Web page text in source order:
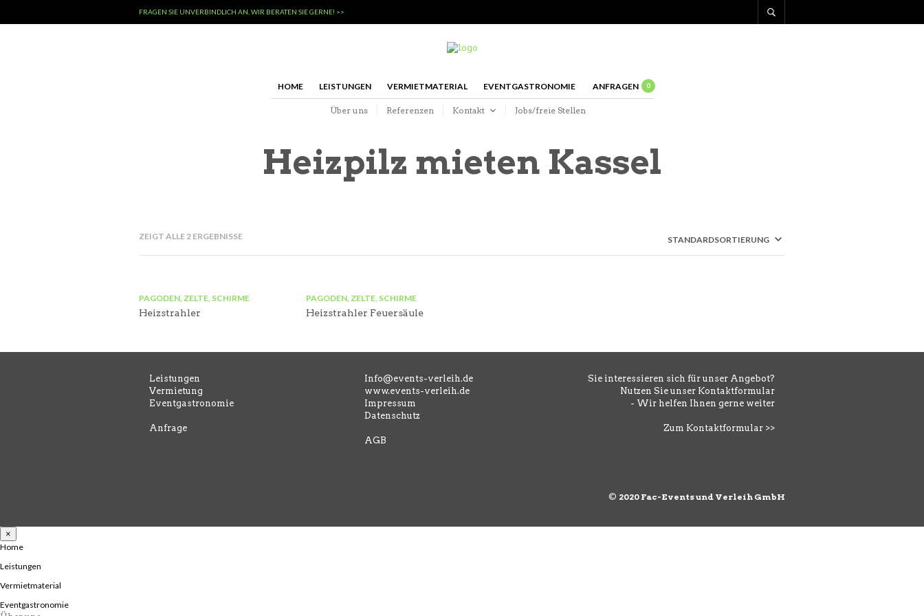
FRAGEN SIE UNVERBINDLICH AN, WIR BERATEN SIE GERNE! >>
HOME LEISTUNGEN VERMIETMATERIAL EVENTGASTRONOMIE ANFRAGEN 0
Über uns Referenzen Kontakt Jobs/freie Stellen
Heizpilz mieten Kassel
ZEIGT ALLE 2 ERGEBNISSE
PAGODEN, ZELTE, SCHIRME
Heizstrahler
PAGODEN, ZELTE, SCHIRME
Heizstrahler Feuersäule
Leistungen
Vermietung
Eventgastronomie
Anfrage
Info@events-verleih.de
www.events-verleih.de
Impressum
Datenschutz
AGB
Sie interessieren sich für unser Angebot?
Nutzen Sie unser Kontaktformular
- Wir helfen Ihnen gerne weiter
Zum Kontaktformular >>
© 2020 Fac-Events und Verleih GmbH
×
Home
Leistungen
Vermietmaterial
Eventgastronomie